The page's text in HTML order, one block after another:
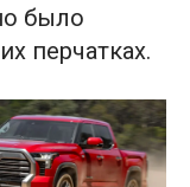
было
перчатках.